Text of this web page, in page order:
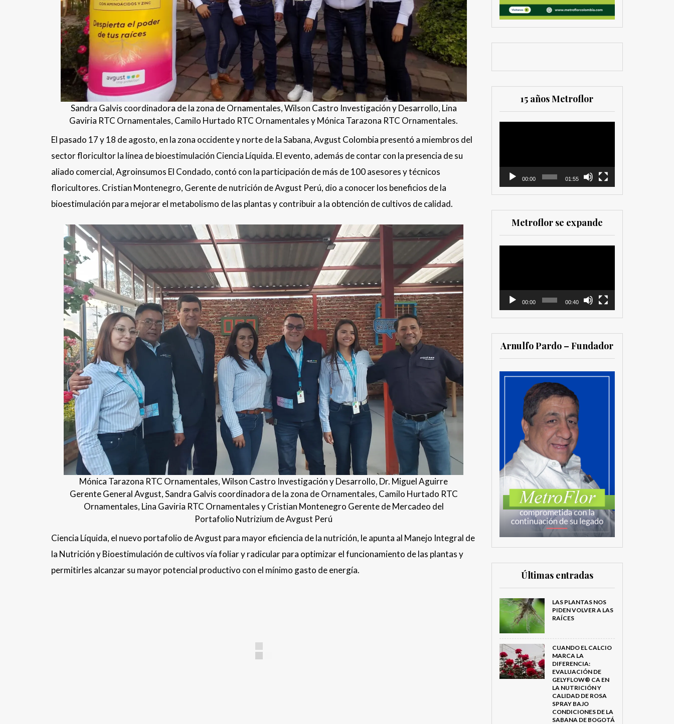
Sandra Galvis coordinadora de la zona de Ornamentales, Wilson Castro Investigación y Desarrollo, Lina
Gaviria RTC Ornamentales, Camilo Hurtado RTC Ornamentales y Mónica Tarazona RTC Ornamentales.
El pasado 17 y 18 de agosto, en la zona occidente y norte de la Sabana, Avgust Colombia presentó a miembros del
sector floricultor la línea de bioestimulación Ciencia Líquida. El evento, además de contar con la presencia de su
aliado comercial, Agroinsumos El Condado, contó con la participación de más de 100 asesores y técnicos
floricultores. Cristian Montenegro, Gerente de nutrición de Avgust Perú, dio a conocer los beneficios de la
bioestimulación para mejorar el metabolismo de las plantas y contribuir a la obtención de cultivos de calidad.
Mónica Tarazona RTC Ornamentales, Wilson Castro Investigación y Desarrollo, Dr. Miguel Aguirre
Gerente General Avgust, Sandra Galvis coordinadora de la zona de Ornamentales, Camilo Hurtado RTC
Ornamentales, Lina Gaviria RTC Ornamentales y Cristian Montenegro Gerente de Mercadeo del
Portafolio Nutrizium de Avgust Perú
Ciencia Líquida, el nuevo portafolio de Avgust para mayor eficiencia de la nutrición, le apunta al Manejo Integral de
la Nutrición y Bioestimulación de cultivos vía foliar y radicular para optimizar el funcionamiento de las plantas y
permitirles alcanzar su mayor potencial productivo con el mínimo gasto de energía.
15 años Metroflor
00:00 01:55
Metroflor se expande
00:00 00:40
Arnulfo Pardo – Fundador
Últimas entradas
LAS PLANTAS NOS
PIDEN VOLVER A LAS
RAÍCES
CUANDO EL CALCIO
MARCA LA
DIFERENCIA:
EVALUACIÓN DE
GELYFLOW® CA EN
LA NUTRICIÓN Y
CALIDAD DE ROSA
SPRAY BAJO
CONDICIONES DE LA
SABANA DE BOGOTÁ